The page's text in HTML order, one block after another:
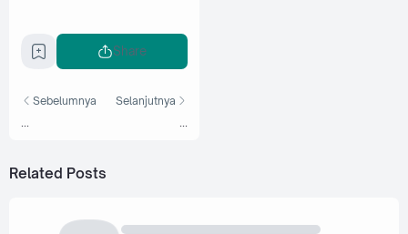
Share
Sebelumnya
...
Selanjutnya
...
Related Posts